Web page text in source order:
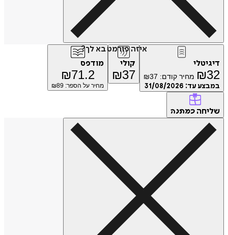
איזה פורמט בא לך?
דיגיטלי
₪32 מחיר קודם: ₪37
במבצע עד: 31/08/2026
קולי
₪37
מודפס
₪71.2
מחיר על הספר: ₪ 89
שליחה כמתנה